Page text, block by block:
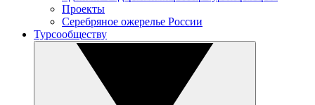
Проекты
Серебряное ожерелье России
Турсообществу